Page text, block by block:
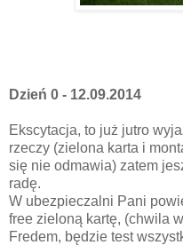
Dzień 0 - 12.09.2014
Ekscytacja, to już jutro
rzeczy (zielona karta i
się nie odmawia) zatem
radę.
W ubezpieczalni Pani
free zieloną kartę, (chwila
Fredem, będzie test